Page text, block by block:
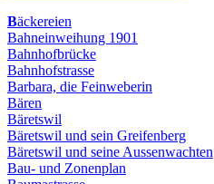
Bäckereien
Bahneinweihung 1901
Bahnhofbrücke
Bahnhofstrasse
Barbara, die Feinweberin
Bären
Bäretswil
Bäretswil und sein Greifenberg
Bäretswil und seine Aussenwachten
Bau- und Zonenplan